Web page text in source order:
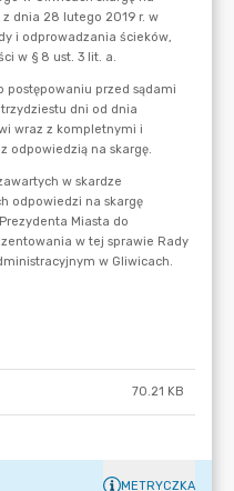
70.21 KB
METRYCZKA